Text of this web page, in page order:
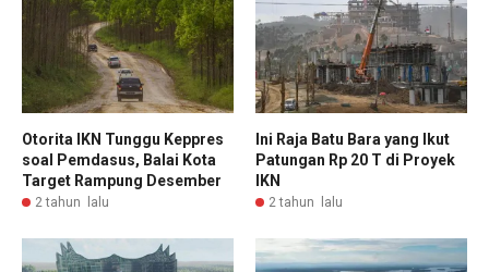
Otorita IKN Tunggu Keppres
soal Pemdasus, Balai Kota
Target Rampung Desember
2 tahun lalu
Ini Raja Batu Bara yang Ikut
Patungan Rp 20 T di Proyek
IKN
2 tahun lalu